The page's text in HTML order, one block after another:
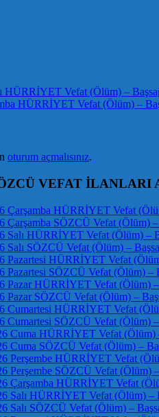
HÜRRİYET Vefat (Ölüm) –
HÜRRİYET Vefat (Ölüm) –
oturum açmalısınız.
VEFAT İLANLARI
Çarşamba HÜRRİYET Vefat
Çarşamba SÖZCÜ Vefat (Ölüm) –
Salı HÜRRİYET Vefat (Ölüm) –
Salı SÖZCÜ Vefat (Ölüm) –
Pazartesi HÜRRİYET Vefat
Pazartesi SÖZCÜ Vefat (Ölüm) –
Pazar HÜRRİYET Vefat (Ölüm) –
Pazar SÖZCÜ Vefat (Ölüm) –
Cumartesi HÜRRİYET Vefat
Cumartesi SÖZCÜ Vefat (Ölüm) –
Cuma HÜRRİYET Vefat (Ölüm)
Cuma SÖZCÜ Vefat (Ölüm) –
Perşembe HÜRRİYET Vefat
Perşembe SÖZCÜ Vefat (Ölüm)
Çarşamba HÜRRİYET Vefat
Salı HÜRRİYET Vefat (Ölüm) –
Salı SÖZCÜ Vefat (Ölüm) –